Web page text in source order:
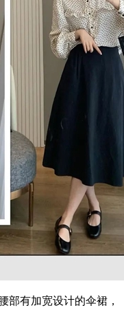
有加宽设计的伞裙，